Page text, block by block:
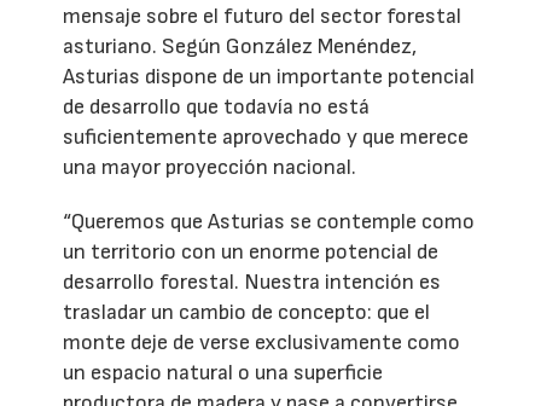
mensaje sobre el futuro del sector forestal
asturiano. Según González Menéndez,
Asturias dispone de un importante potencial
de desarrollo que todavía no está
suficientemente aprovechado y que merece
una mayor proyección nacional.
“Queremos que Asturias se contemple como
un territorio con un enorme potencial de
desarrollo forestal. Nuestra intención es
trasladar un cambio de concepto: que el
monte deje de verse exclusivamente como
un espacio natural o una superficie